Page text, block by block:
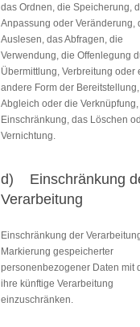
das Ordnen, die Speicherung,
Anpassung oder Veränderung,
Auslesen, das Abfragen, die
Verwendung, die Offenlegung
Übermittlung, Verbreitung oder
andere Form der
Abgleich oder die Verknüpfung,
Einschränkung, das Löschen
Vernichtung.
d) Einschränkung
Verarbeitung
Einschränkung der
Markierung gespeicherter
personenbezogener Daten mit
ihre künftige Verarbeitung
einzuschränken.